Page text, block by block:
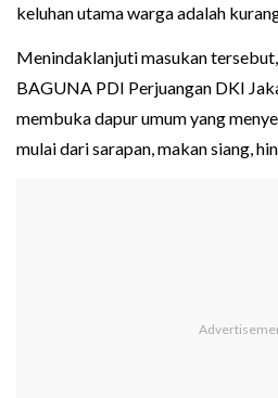
keluhan utama warga adalah
Menindaklanjuti masukan
BAGUNA PDI Perjuangan DKI
membuka dapur umum yang
mulai dari sarapan, makan siang,